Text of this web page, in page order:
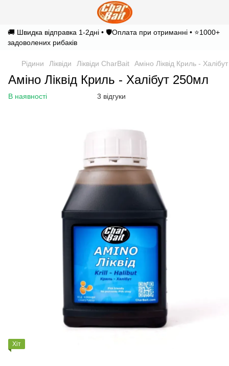
🚚 Швидка відправка 1-2дні • 🛡️Оплата при отриманні • ⭐1000+
задоволених рибаків
Рідини Ліквіди Ліквіди CharBait Аміно Ліквід Криль -
Аміно Ліквід Криль - Халібут 250мл
В наявності 3 відгуки
Хіт